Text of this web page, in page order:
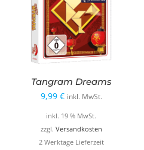
Tangram Dreams
9,99 € inkl. MwSt.
inkl. 19 % MwSt.
zzgl. Versandkosten
2 Werktage Lieferzeit